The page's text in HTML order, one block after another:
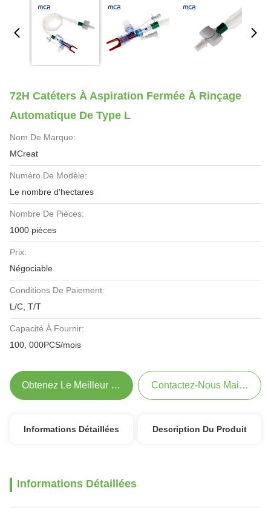
72H Catéters À Aspiration Fermée À Rinçage
Automatique De Type L
Nom De Marque:
MCreat
Numéro De Modèle:
Le nombre d'hectares
Nombre De Pièces:
1000 pièces
Prix:
Négociable
Conditions De Paiement:
L/C, T/T
Capacité À Fournir:
100, 000PCS/mois
Obtenez Le Meilleur Prix Contactez-Nous Maintenant
Informations Détaillées Description Du Produit
Informations Détaillées